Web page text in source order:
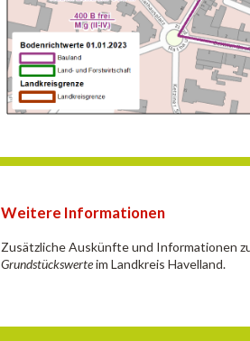
Weitere Informationen
Zusätzliche Auskünfte und Informationen
Grundstückswerteim Landkreis Havelland.